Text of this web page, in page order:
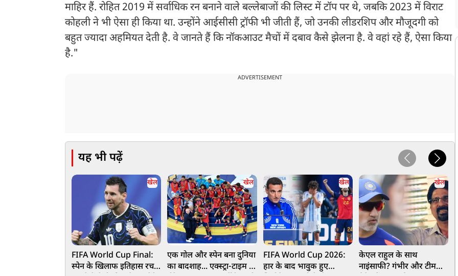
माहिर हैं. रोहित 2019 में सर्वाधिक रन बनाने वाले बल्लेबाजों की लिस्ट में टॉप पर थे, जबकि 2023 में विराट
कोहली ने भी ऐसा ही किया था. उन्होंने आईसीसी ट्रॉफी भी जीती हैं, जो उनकी लीडरशिप और मौजूदगी को
बहुत ज्यादा अहमियत देती है. वे जानते हैं कि नॉकआउट मैचों में दबाव कैसे झेलना है. वे वहां रहे हैं, ऐसा किया
है."
ADVERTISEMENT
यह भी पढ़ें
खेल
FIFA World Cup Final:
स्पेन के खिलाफ इतिहास रच
खेल
एक गोल और स्पेन बना दुनिया
का बादशाह... एक्स्ट्रा-टाइम में
खेल
FIFA World Cup 2026:
हार के बाद भावुक हुए
खेल
केएल राहुल के साथ
नाइंसाफी? गंभीर और टीम